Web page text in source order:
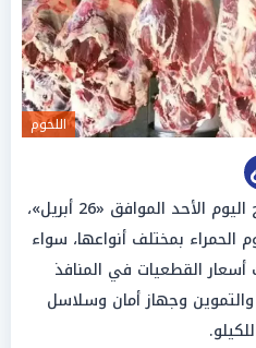
اللحوم
شهدت الأسواق المصرية، صباح اليوم الأحد الموافق «26 أبريل»،
الحمراء بمختلف أنواعها، سواء
أسعار القطعيات في المنافذ
والتموين وجهاز أمان وسلاسل